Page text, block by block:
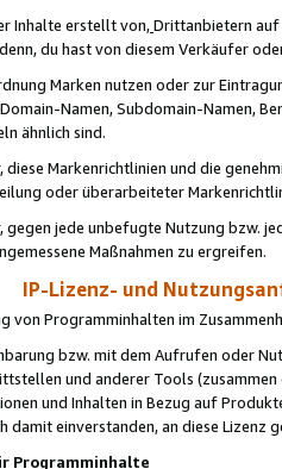
Inhalte erstellt von,Drittanbietern auf
du hast von diesem Verkäufer
Marken nutzen oder zur
Namen, Subdomain-Namen,
ähnlich sind.
diese Markenrichtlinien und die
oder überarbeiteter
gegen jede unbefugte Nutzung bzw.
Maßnahmen zu ergreifen.
IP-Lizenz- und
von Programminhalten im
bzw. mit dem Aufrufen oder
und anderer Tools (zusammen
und Inhalten in Bezug auf
damit einverstanden, an diese Lizenz
Programminhalte